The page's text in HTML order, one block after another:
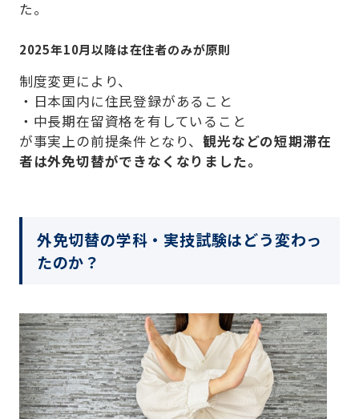
た。
2025年10月以降は在住者のみが原則
制度変更により、
・日本国内に住民登録があること
・中長期在留資格を有していること
が事実上の前提条件となり、観光などの短期滞在
者は外免切替ができなくなりました。
外免切替の学科・実技試験はどう変わっ
たのか？